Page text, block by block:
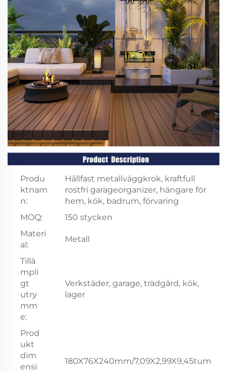
Produ
ktnam
n:
Hållfast metallväggkrok, kraftfull
rostfri garageorganizer, hängare för
hem, kök, badrum, förvaring
MOQ:
150 stycken
Materi
al:
Metall
Tillä
mpli
gt
utry
mm
e:
Verkstäder, garage, trädgård, kök,
lager
Prod
ukt
dim
ensi
180X76X240mm/7,09X2,99X9,45tum